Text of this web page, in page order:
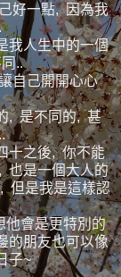
好一點, 因為我
我人生中的一個
..
自己開開心心
, 是不同的, 甚
十之後, 你不能
也是一個大人的
但是我是這樣認
他會是更特別的
的朋友也可以像
子~